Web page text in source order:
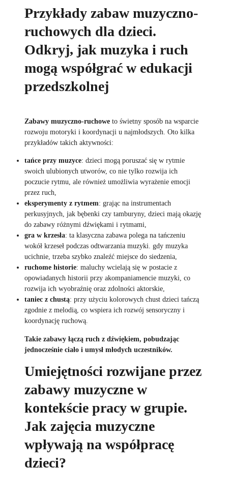
Przykłady zabaw muzyczno-
ruchowych dla dzieci.
Odkryj, jak muzyka i ruch
mogą współgrać w edukacji
przedszkolnej
Zabawy muzyczno-ruchowe to świetny sposób na wsparcie
rozwoju motoryki i koordynacji u najmłodszych. Oto kilka
przykładów takich aktywności:
tańce przy muzyce: dzieci mogą poruszać się w rytmie
swoich ulubionych utworów, co nie tylko rozwija ich
poczucie rytmu, ale również umożliwia wyrażenie emocji
przez ruch,
eksperymenty z rytmem: grając na instrumentach
perkusyjnych, jak bębenki czy tamburyny, dzieci mają okazję
do zabawy różnymi dźwiękami i rytmami,
gra w krzesła: ta klasyczna zabawa polega na tańczeniu
wokół krzeseł podczas odtwarzania muzyki. gdy muzyka
ucichnie, trzeba szybko znaleźć miejsce do siedzenia,
ruchome historie: maluchy wcielają się w postacie z
opowiadanych historii przy akompaniamencie muzyki, co
rozwija ich wyobraźnię oraz zdolności aktorskie,
taniec z chustą: przy użyciu kolorowych chust dzieci tańczą
zgodnie z melodią, co wspiera ich rozwój sensoryczny i
koordynację ruchową.
Takie zabawy łączą ruch z dźwiękiem, pobudzając
jednocześnie ciało i umysł młodych uczestników.
Umiejętności rozwijane przez
zabawy muzyczne w
kontekście pracy w grupie.
Jak zajęcia muzyczne
wpływają na współpracę
dzieci?